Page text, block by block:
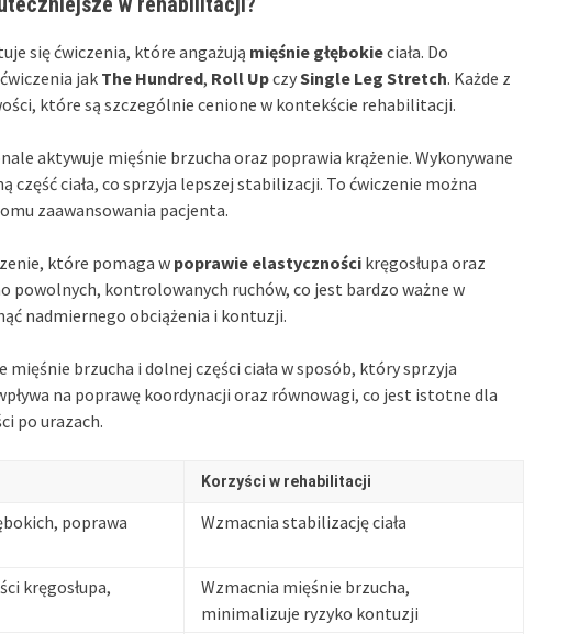
się ćwiczenia, które angażują mięśnie głębokieciała. Do
jak The Hundred, Roll UpczySingle Leg Stretch. Każde z
które są szczególnie cenione w kontekście rehabilitacji.
aktywuje mięśnie brzucha oraz poprawia krążenie. Wykonywane
część ciała, co sprzyja lepszej stabilizacji. To ćwiczenie można
zaawansowania pacjenta.
które pomaga w poprawie elastyczności kręgosłupa oraz
powolnych, kontrolowanych ruchów, co jest bardzo ważne w
nadmiernego obciążenia i kontuzji.
mięśnie brzucha i dolnej części ciała w sposób, który sprzyja
na poprawę koordynacji oraz równowagi, co jest istotne dla
po urazach.
Korzyści w rehabilitacji
poprawa
Wzmacnia stabilizację ciała
kręgosłupa,
Wzmacnia mięśnie brzucha,
minimalizuje ryzyko kontuzji